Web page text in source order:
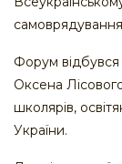
Форум відбувся
Оксена
школярів,
України.